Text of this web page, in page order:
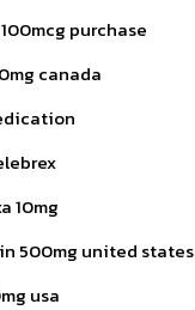
purchase
canada
10mg
500mg united states
usa